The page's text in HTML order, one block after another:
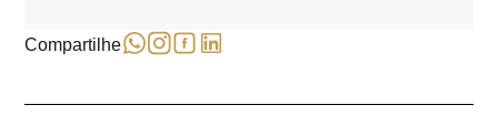
Compartilhe